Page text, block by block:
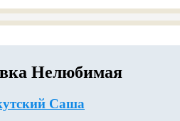
Нелюбимая
Саша